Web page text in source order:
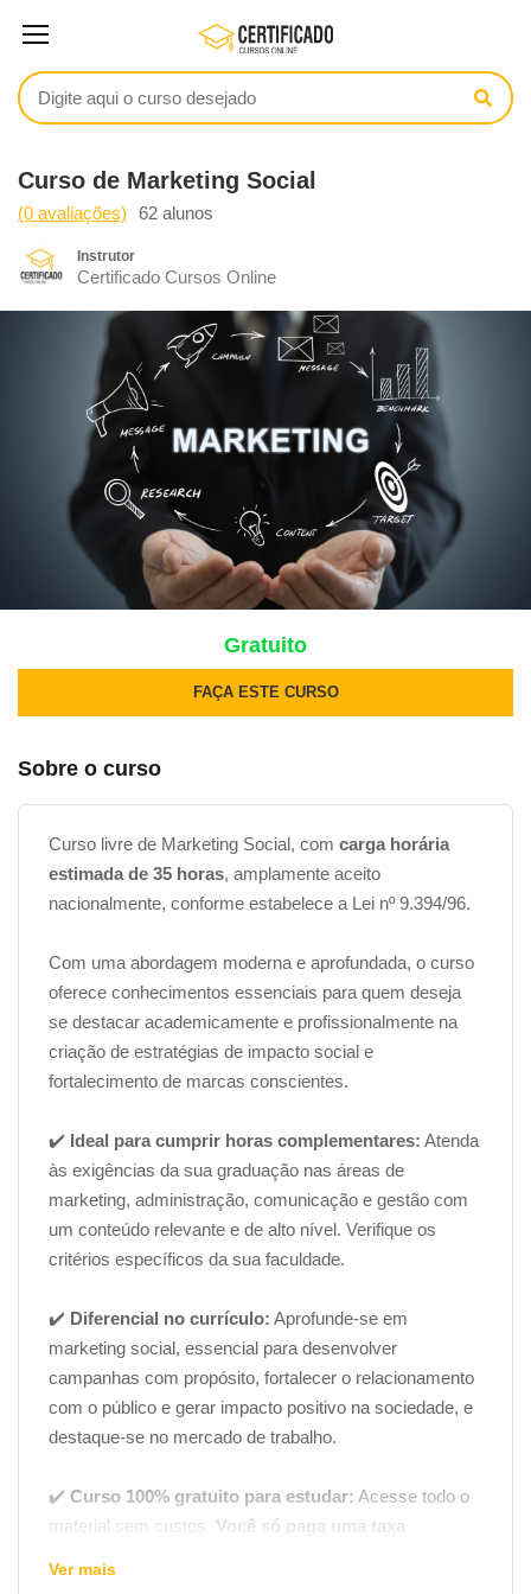
Curso de Marketing Social
(0 avaliações) 62 alunos
Instrutor
Certificado Cursos Online
Gratuito
FAÇA ESTE CURSO
Sobre o curso
Curso livre de Marketing Social, com carga horária
estimada de 35 horas, amplamente aceito
nacionalmente, conforme estabelece a Lei nº 9.394/96.
Com uma abordagem moderna e aprofundada, o curso
oferece conhecimentos essenciais para quem deseja
se destacar academicamente e profissionalmente na
criação de estratégias de impacto social e
fortalecimento de marcas conscientes.
✔️ Ideal para cumprir horas complementares: Atenda
às exigências da sua graduação nas áreas de
marketing, administração, comunicação e gestão com
um conteúdo relevante e de alto nível. Verifique os
critérios específicos da sua faculdade.
✔️ Diferencial no currículo: Aprofunde-se em
marketing social, essencial para desenvolver
campanhas com propósito, fortalecer o relacionamento
com o público e gerar impacto positivo na sociedade, e
destaque-se no mercado de trabalho.
✔️ Curso 100% gratuito para estudar: Acesse todo o
material sem custos. Você só paga uma taxa
Ver mais